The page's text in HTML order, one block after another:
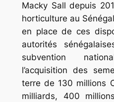
Macky Sall depuis
horticulture au
en place de ces
autorités
subvention
l’acquisition des
terre de 130 millions
milliards, 400